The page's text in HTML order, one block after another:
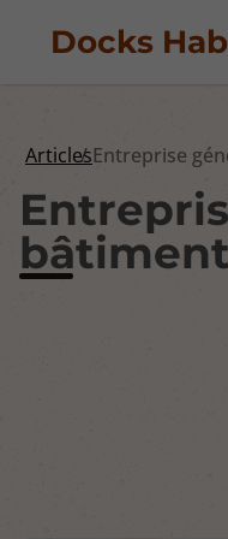
Docks
ArticlesEntreprise
bâtiment